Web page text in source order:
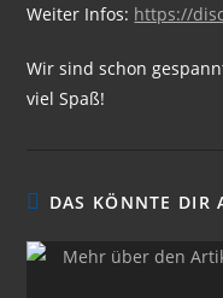
Weiter Infos: https://
Wir sind schon
viel Spaß!
DAS KÖNNTE DIR